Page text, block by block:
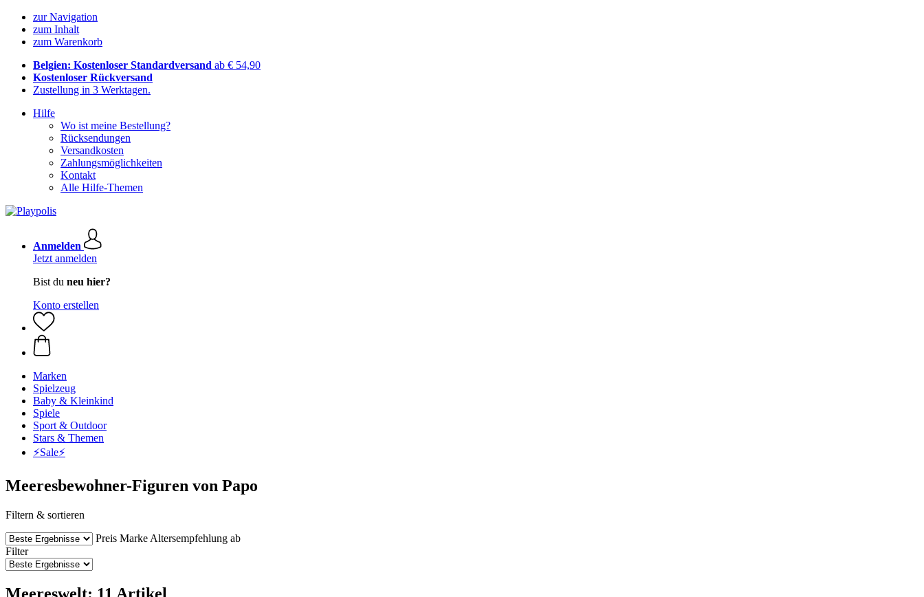
zur Navigation
zum Inhalt
zum Warenkorb
Belgien: Kostenloser Standardversand ab € 54,90
Kostenloser Rückversand
Zustellung in 3 Werktagen.
Hilfe
Wo ist meine Bestellung?
Rücksendungen
Versandkosten
Zahlungsmöglichkeiten
Kontakt
Alle Hilfe-Themen
Anmelden
Jetzt anmelden
Bist du neu hier?
Konto erstellen
Marken
Spielzeug
Baby & Kleinkind
Spiele
Sport & Outdoor
Stars & Themen
⚡️Sale⚡️
Meeresbewohner-Figuren von Papo
Filtern & sortieren
Preis Marke Altersempfehlung ab
Filter
Meereswelt: 11 Artikel